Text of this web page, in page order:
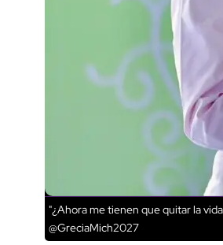
"¿Ahora me tienen que quitar la
@GreciaMich2027